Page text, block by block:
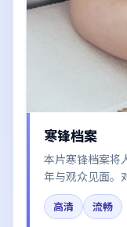
寒锋档案
本片寒锋档案将
年与观众见面。
译的台词节奏值
摄影。
高清
流畅